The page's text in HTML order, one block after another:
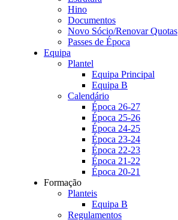
Hino
Documentos
Novo Sócio/Renovar Quotas
Passes de Época
Equipa
Plantel
Equipa Principal
Equipa B
Calendário
Época 26-27
Época 25-26
Época 24-25
Época 23-24
Época 22-23
Época 21-22
Época 20-21
Formação
Planteis
Equipa B
Regulamentos